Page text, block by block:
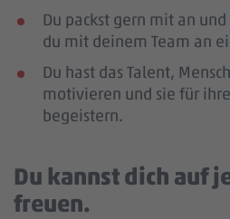
Du packst gern mit an
du mit deinem Team an
Du hast das Talent,
motivieren und sie für
begeistern.
Du kannst dich auf
freuen.